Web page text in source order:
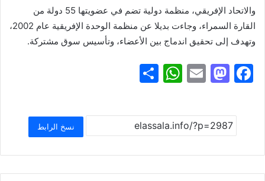
والاتحاد الإفريقي، منظمة دولية تضم في عضويتها 55 دولة من
القارة السمراء، وجاءت بديلا عن منظمة الوحدة الإفريقية عام 2002،
وتهدف إلى تحقيق اندماج بين الأعضاء، وتأسيس سوق مشتركة.
F
c
e
b
o
M
st
o
d
o
E
ai
l
W
at
s
A
p
ar
e
نسخ الرابط